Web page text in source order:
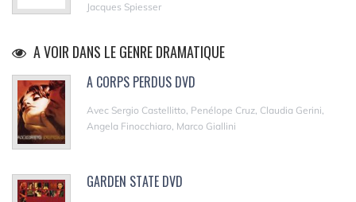
Jacques Spiesser
A VOIR DANS LE GENRE DRAMATIQUE
A CORPS PERDUS DVD
Avec Sergio Castellitto, Penélope Cruz, Claudia Gerini,
Angela Finocchiaro, Marco Giallini
GARDEN STATE DVD